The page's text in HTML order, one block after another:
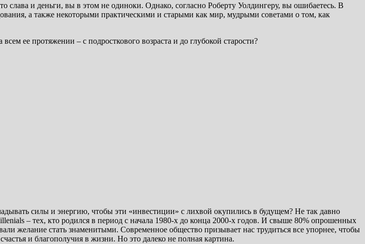
и деньги, вы в этом не одиноки. Однако, согласно Роберту Уолдингеру, вы ошибаетесь. В
а также некоторыми практическими и старыми как мир, мудрыми советами о том, как
ее протяжении – с подросткового возраста и до глубокой старости?
силы и энергию, чтобы эти «инвестиции» с лихвой окупились в будущем? Не так давно
– тех, кто родился в период с начала 1980-х до конца 2000-х годов. И свыше 80% опрошенных
желание стать знаменитыми. Современное общество призывает нас трудиться все упорнее, чтобы
и благополучия в жизни. Но это далеко не полная картина.